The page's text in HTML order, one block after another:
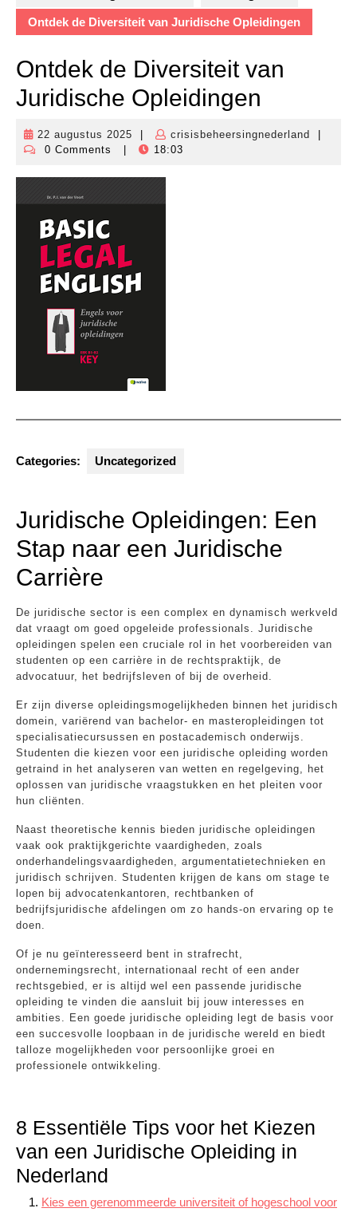
Ontdek de Diversiteit van Juridische Opleidingen
Ontdek de Diversiteit van
Juridische Opleidingen
22 augustus 2025
22
augustus
crisisbeheersingnederland
0 Comments
18:03
Categories: Uncategorized
Juridische Opleidingen: Een
Stap naar een Juridische
Carrière
De juridische sector is een complex en dynamisch werkveld
dat vraagt om goed opgeleide professionals. Juridische
opleidingen spelen een cruciale rol in het voorbereiden van
studenten op een carrière in de rechtspraktijk, de
advocatuur, het bedrijfsleven of bij de overheid.
Er zijn diverse opleidingsmogelijkheden binnen het juridisch
domein, variërend van bachelor- en masteropleidingen tot
specialisatiecursussen en postacademisch onderwijs.
Studenten die kiezen voor een juridische opleiding worden
getraind in het analyseren van wetten en regelgeving, het
oplossen van juridische vraagstukken en het pleiten voor
hun cliënten.
Naast theoretische kennis bieden juridische opleidingen
vaak ook praktijkgerichte vaardigheden, zoals
onderhandelingsvaardigheden, argumentatietechnieken en
juridisch schrijven. Studenten krijgen de kans om stage te
lopen bij advocatenkantoren, rechtbanken of
bedrijfsjuridische afdelingen om zo hands-on ervaring op te
doen.
Of je nu geïnteresseerd bent in strafrecht,
ondernemingsrecht, internationaal recht of een ander
rechtsgebied, er is altijd wel een passende juridische
opleiding te vinden die aansluit bij jouw interesses en
ambities. Een goede juridische opleiding legt de basis voor
een succesvolle loopbaan in de juridische wereld en biedt
talloze mogelijkheden voor persoonlijke groei en
professionele ontwikkeling.
8 Essentiële Tips voor het Kiezen
van een Juridische Opleiding in
Nederland
Kies een gerenommeerde universiteit of hogeschool voor